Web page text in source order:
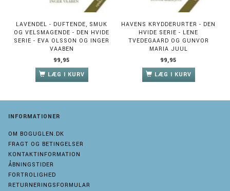
LAVENDEL - DUFTENDE, SMUK
OG VELSMAGENDE - DEN HVIDE
SERIE - EVA OLSSON OG INGER
VAABEN
99,95
LÆG I KURV
HAVENS KRYDDERURTER - DEN
HVIDE SERIE - LENE
TVEDEGAARD OG GUNVOR
MARIA JUUL
99,95
LÆG I KURV
INFORMATIONER
OM BOGUGLEN.DK
FRAGT OG BETINGELSER
KONTAKTINFORMATION
ÅBNINGSTIDER
FORTROLIGHED
RETURNERINGSFORMULAR